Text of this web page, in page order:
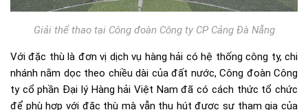
Giải thể thao tại Công đoàn Công ty CP Cảng Đà Nẵng
Với đặc thù là đơn vị dịch vụ hàng hải có hệ thống công ty, chi
nhánh nằm dọc theo chiều dài của đất nước, Công đoàn Công
ty cổ phần Đại lý Hàng hải Việt Nam đã có cách thức tổ chức
để phù hợp với đặc thù mà vẫn thu hút được sự tham gia của